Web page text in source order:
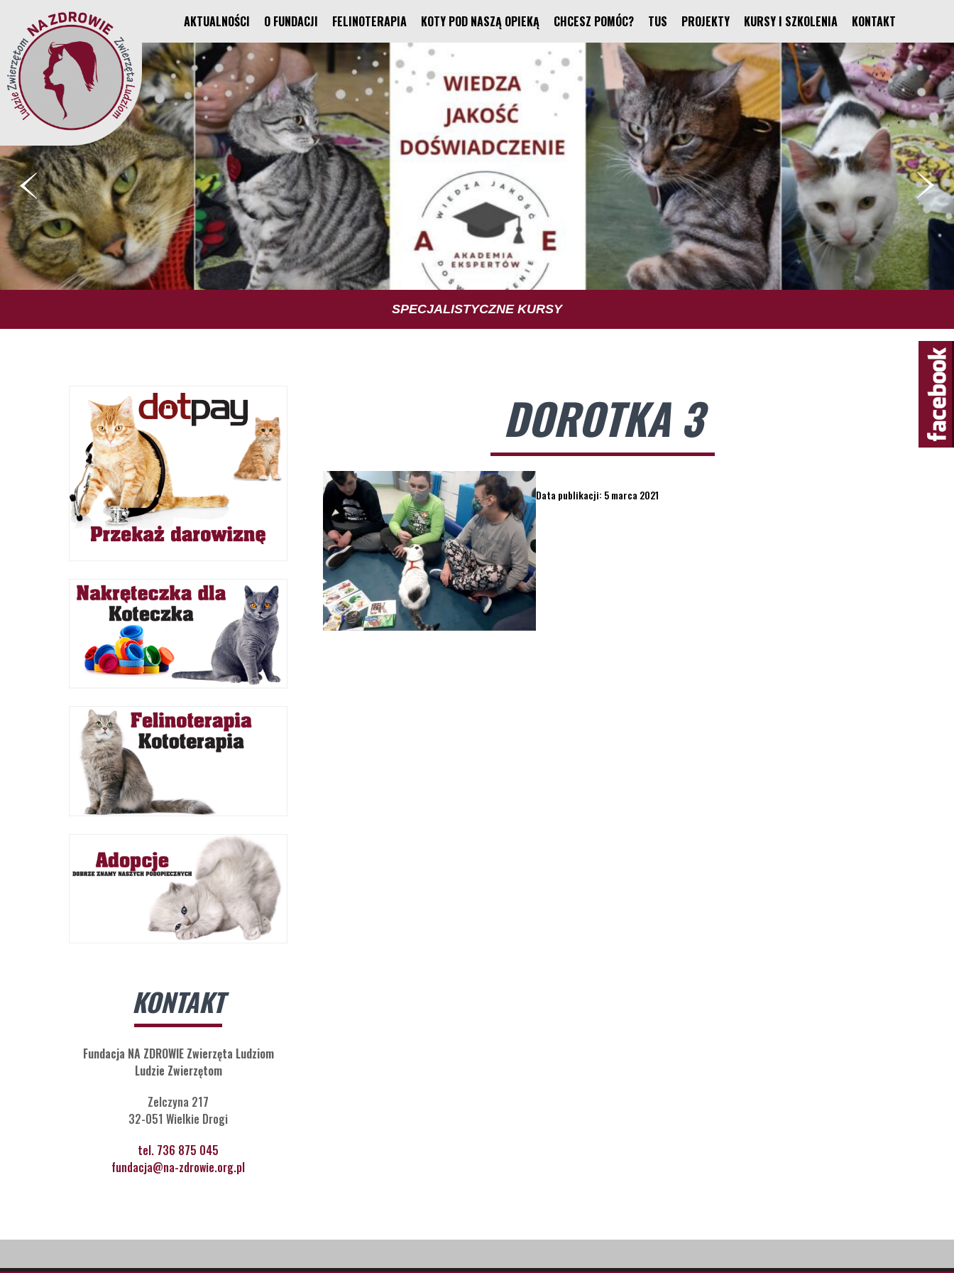
AKTUALNOŚCI O FUNDACJI FELINOTERAPIA KOTY POD NASZĄ OPIEKĄ CHCESZ POMÓC? TUS PROJEKTY KURSY I SZKOLENIA KONTAKT
TUS TRENING UMIEJĘTNOŚCI SPOŁECZNYCH
SPECJALISTYCZNE KURSY
FUNDACJA
FELINOTERAPIA
KONTAKT
Fundacja NA ZDROWIE Zwierzęta Ludziom
Ludzie Zwierzętom
Zelczyna 217
32-051 Wielkie Drogi
tel. 736 875 045
fundacja@na-zdrowie.org.pl
DOROTKA 3
Data publikacji: 5 marca 2021